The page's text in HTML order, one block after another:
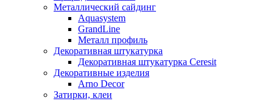
Металлический сайдинг
Aquasystem
GrandLine
Металл профиль
Декоративная штукатурка
Декоративная штукатурка Ceresit
Декоративные изделия
Arno Decor
Затирки, клеи